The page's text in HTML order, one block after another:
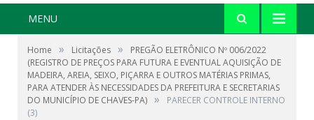
MENU
Home » Licitações »
PREGÃO ELETRÔNICO Nº 006/2022
(REGISTRO DE PREÇOS PARA FUTURA E EVENTUAL AQUISIÇÃO DE
MADEIRA, AREIA, SEIXO, PIÇARRA E OUTROS MATÉRIAS PRIMAS,
PARA ATENDER ÀS NECESSIDADES DA PREFEITURA E SECRETARIAS
DO MUNICÍPIO DE CHAVES-PA) »
PARECER CONTROLE INTERNO
(3)